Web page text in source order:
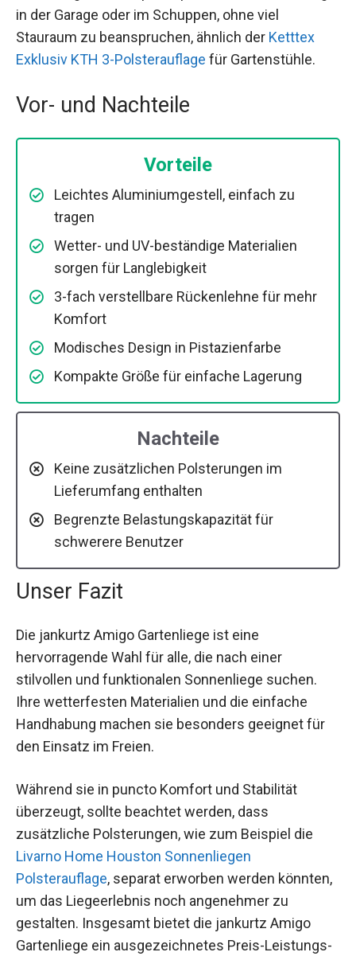
in der Garage oder im Schuppen, ohne viel
Stauraum zu beanspruchen, ähnlich der Ketttex
Exklusiv KTH 3-Polsterauflage für Gartenstühle.
Vor- und Nachteile
Vorteile
Leichtes Aluminiumgestell, einfach zu
tragen
Wetter- und UV-beständige Materialien
sorgen für Langlebigkeit
3-fach verstellbare Rückenlehne für mehr
Komfort
Modisches Design in Pistazienfarbe
Kompakte Größe für einfache Lagerung
Nachteile
Keine zusätzlichen Polsterungen im
Lieferumfang enthalten
Begrenzte Belastungskapazität für
schwerere Benutzer
Unser Fazit
Die jankurtz Amigo Gartenliege ist eine
hervorragende Wahl für alle, die nach einer
stilvollen und funktionalen Sonnenliege suchen.
Ihre wetterfesten Materialien und die einfache
Handhabung machen sie besonders geeignet für
den Einsatz im Freien.
Während sie in puncto Komfort und Stabilität
überzeugt, sollte beachtet werden, dass
zusätzliche Polsterungen, wie zum Beispiel die
Livarno Home Houston Sonnenliegen
Polsterauflage, separat erworben werden könnten,
um das Liegeerlebnis noch angenehmer zu
gestalten. Insgesamt bietet die jankurtz Amigo
Gartenliege ein ausgezeichnetes Preis-Leistungs-